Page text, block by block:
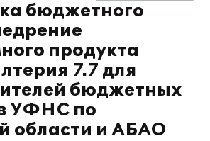
бюджетного
продукта
7.7 для
бюджетных
УФНС по
области и АБАО